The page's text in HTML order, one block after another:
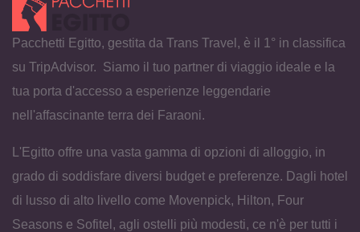
Pacchetti Egitto, gestita da Trans Travel, è il 1° in classifica
su TripAdvisor. Siamo il tuo partner di viaggio ideale e la
tua porta d'accesso a esperienze leggendarie
nell'affascinante terra dei Faraoni.
L'Egitto offre una vasta gamma di opzioni di alloggio, in
grado di soddisfare diversi budget e preferenze. Dagli hotel
di lusso di alto livello come Movenpick, Hilton, Four
Seasons e Sofitel, agli ostelli più modesti, ce n'è per tutti i